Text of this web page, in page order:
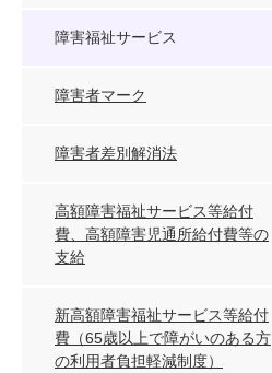
障害福祉サービス
障害者マーク
障害者差別解消法
高額障害福祉サービス等給付
費、高額障害児通所給付費等の
支給
新高額障害福祉サービス等給付
費（65歳以上で障がいのある方
の利用者負担軽減制度）